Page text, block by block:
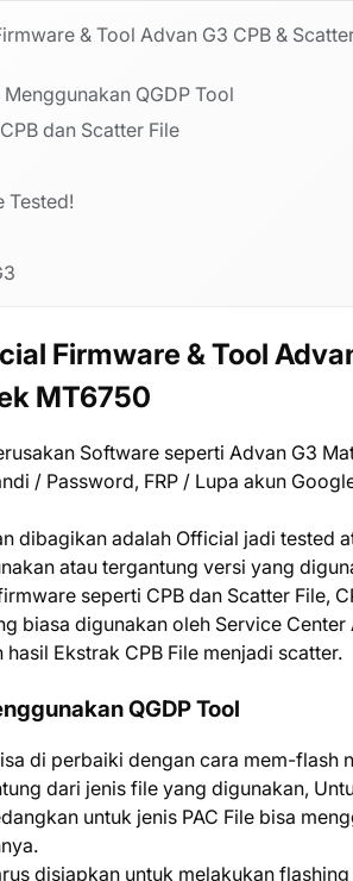
& Tool Advan G3 CPB &
QGDP Tool
dan Scatter File
Tested!
Firmware & Tool
MT6750
Software seperti Advan G3
/ Password, FRP / Lupa akun
dibagikan adalah Official jadi tested
atau tergantung versi yang
seperti CPB dan Scatter File,
biasa digunakan oleh Service
Ekstrak CPB File menjadi scatter.
QGDP Tool
di perbaiki dengan cara mem-flash
dari jenis file yang digunakan,
untuk jenis PAC File bisa
disiapkan untuk melakukan